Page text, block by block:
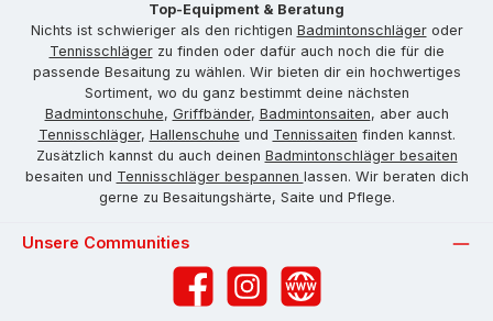
Top-Equipment & Beratung
Nichts ist schwieriger als den richtigen Badmintonschlägeroder
Tennisschlägerzu finden oder dafür auch noch die für die
passende Besaitung zu wählen. Wir bieten dir ein hochwertiges
Sortiment, wo du ganz bestimmt deine nächsten
Badmintonschuhe, Griffbänder, Badmintonsaiten, aber auch
Tennisschläger, Hallenschuhe und Tennissaiten finden kannst.
Zusätzlich kannst du auch deinen Badmintonschläger besaiten
besaiten und Tennisschläger bespannen lassen. Wir beraten dich
gerne zu Besaitungshärte, Saite und Pflege.
Unsere Communities
FacebookInstagramWebsite